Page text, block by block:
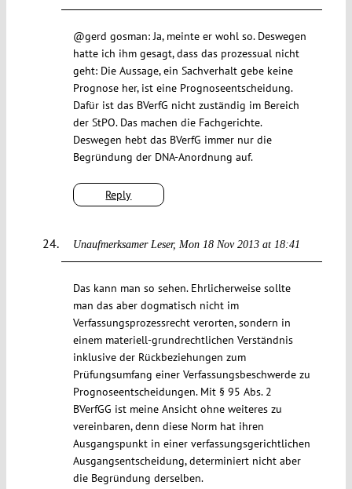
Reply
@gerd gosman: Ja, meinte er wohl so. Deswegen
hatte ich ihm gesagt, dass das prozessual nicht
geht: Die Aussage, ein Sachverhalt gebe keine
Prognose her, ist eine Prognoseentscheidung.
Dafür ist das BVerfG nicht zuständig im Bereich
der StPO. Das machen die Fachgerichte.
Deswegen hebt das BVerfG immer nur die
Begründung der DNA-Anordnung auf.
Unaufmerksamer Leser Mon 18 Nov 2013 at 18:41
Das kann man so sehen. Ehrlicherweise sollte
man das aber dogmatisch nicht im
Verfassungsprozessrecht verorten, sondern in
einem materiell-grundrechtlichen Verständnis
inklusive der Rückbeziehungen zum
Prüfungsumfang einer Verfassungsbeschwerde zu
Prognoseentscheidungen. Mit § 95 Abs. 2
BVerfGG ist meine Ansicht ohne weiteres zu
vereinbaren, denn diese Norm hat ihren
Ausgangspunkt in einer verfassungsgerichtlichen
Ausgangsentscheidung, determiniert nicht aber
die Begründung derselben.